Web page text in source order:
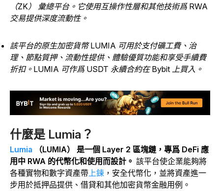
（ZK） 彙總平台。它使用互操作性層和其他技術爲 RWA
交易提供深度流動性。
該平台的原生加密貨幣 LUMIA 可用於支付礦工費、治
理、節點質押、流動性提供、體驗優質功能和享受手續費
折扣。LUMIA 可作爲 USDT 永續合約在 Bybit 上買入。
什麼是 Lumia？
Lumia
（LUMIA） 是一個 Layer 2 區塊鏈，專爲 DeFi 應
用中 RWA 的代幣化和使用而設計。 該平台使企業能夠將
各種實物和數字資產帶上鍊 ，安全代幣化，並將資產進一
步用於抵押品提供、借貸和其他加密貨幣金融用例。